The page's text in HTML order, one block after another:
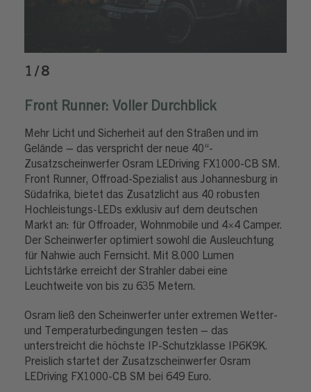
1 / 8
Front Runner: Voller Durchblick
Mehr Licht und Sicherheit auf den Straßen und im
Gelände – das verspricht der neue 40“-
Zusatzscheinwerfer Osram LEDriving FX1000-CB SM.
Front Runner, Offroad-Spezialist aus Johannesburg in
Südafrika, bietet das Zusatzlicht aus 40 robusten
Hochleistungs-LEDs exklusiv auf dem deutschen
Markt an: für Offroader, Wohnmobile und 4×4 Camper.
Der Scheinwerfer optimiert sowohl die Ausleuchtung
für Nahwie auch Fernsicht. Mit 8.000 Lumen
Lichtstärke erreicht der Strahler dabei eine
Leuchtweite von bis zu 635 Metern.
Osram ließ den Scheinwerfer unter extremen Wetter-
und Temperaturbedingungen testen – das
unterstreicht die höchste IP-Schutzklasse IP6K9K.
Preislich startet der Zusatzscheinwerfer Osram
LEDriving FX1000-CB SM bei 649 Euro.